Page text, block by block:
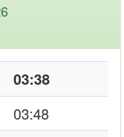
03:38
03:48